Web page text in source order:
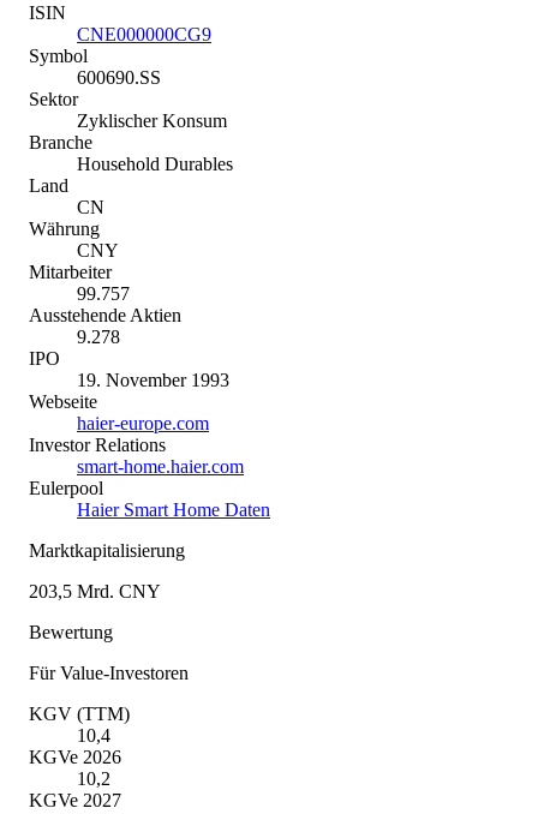
ISIN
CNE000000CG9
Symbol
600690.SS
Sektor
Zyklischer Konsum
Branche
Household Durables
Land
CN
Währung
CNY
Mitarbeiter
99.757
Ausstehende Aktien
9.278
IPO
19. November 1993
Webseite
haier-europe.com
Investor Relations
smart-home.haier.com
Eulerpool
Haier Smart Home Daten
Marktkapitalisierung
203,5 Mrd. CNY
Bewertung
Für Value-Investoren
KGV (TTM)
10,4
KGVe 2026
10,2
KGVe 2027